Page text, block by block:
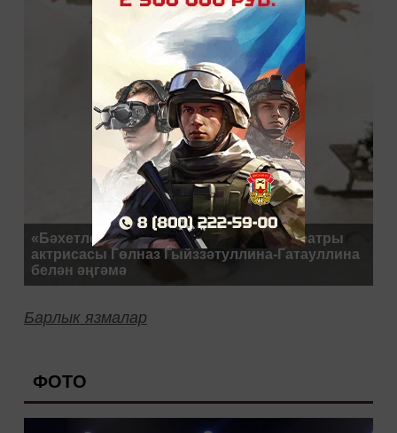
«Бәхетле булу үзебездән тора». Буа театры
актрисасы Гөлназ Гыйззәтуллина-Гатауллина
белән әңгәмә
Барлык язмалар
ФОТО